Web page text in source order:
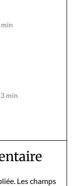
min
min
Les champs